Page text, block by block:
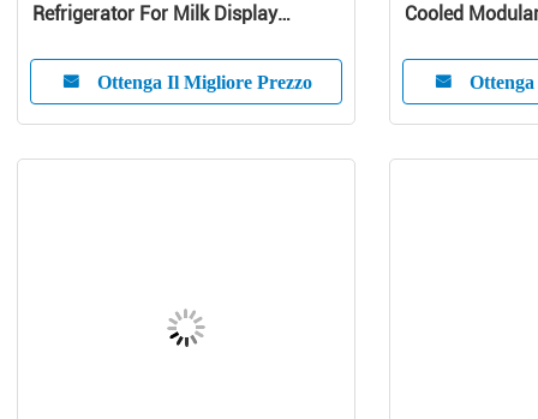
Refrigerator For Milk Display
Ottenga Il Migliore Prezzo
Cooled